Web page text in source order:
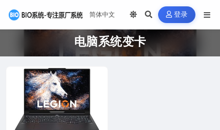
登录
电脑系统变卡